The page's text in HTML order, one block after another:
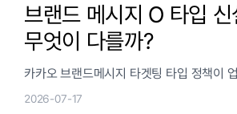
브랜드 메시지 O 타입
무엇이 다를까?
카카오 브랜드메시지 타겟팅 타입 정책이
2026-07-17